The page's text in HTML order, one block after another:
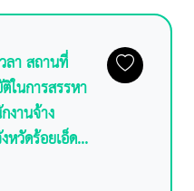
ลา สถานที่
ในการสรรหา
งานจ้าง
วัดร้อยเอ็ด...